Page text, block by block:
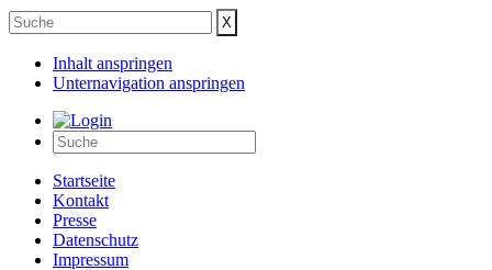
Inhalt anspringen
Unternavigation anspringen
Startseite
Kontakt
Presse
Datenschutz
Impressum